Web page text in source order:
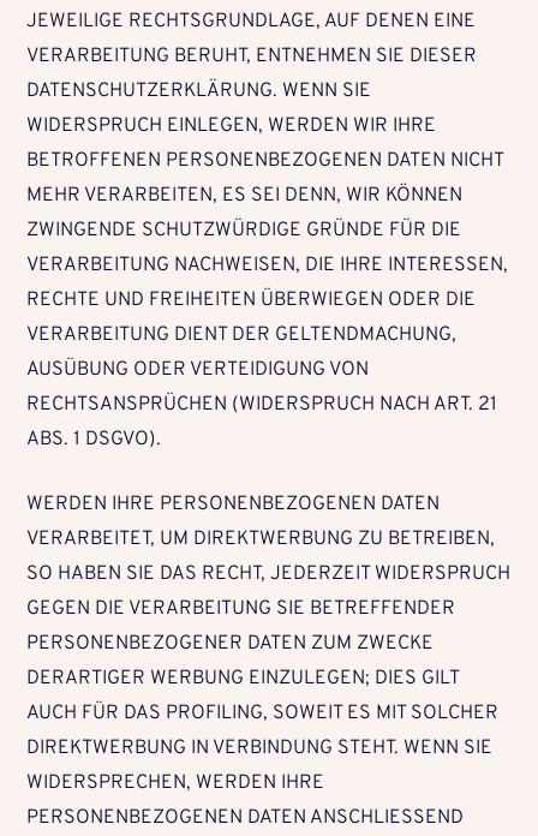
JEWEILIGE RECHTSGRUNDLAGE, AUF DENEN EINE
VERARBEITUNG BERUHT, ENTNEHMEN SIE DIESER
DATENSCHUTZERKLÄRUNG. WENN SIE
WIDERSPRUCH EINLEGEN, WERDEN WIR IHRE
BETROFFENEN PERSONENBEZOGENEN DATEN NICHT
MEHR VERARBEITEN, ES SEI DENN, WIR KÖNNEN
ZWINGENDE SCHUTZWÜRDIGE GRÜNDE FÜR DIE
VERARBEITUNG NACHWEISEN, DIE IHRE INTERESSEN,
RECHTE UND FREIHEITEN ÜBERWIEGEN ODER DIE
VERARBEITUNG DIENT DER GELTENDMACHUNG,
AUSÜBUNG ODER VERTEIDIGUNG VON
RECHTSANSPRÜCHEN (WIDERSPRUCH NACH ART. 21
ABS. 1 DSGVO).
WERDEN IHRE PERSONENBEZOGENEN DATEN
VERARBEITET, UM DIREKTWERBUNG ZU BETREIBEN,
SO HABEN SIE DAS RECHT, JEDERZEIT WIDERSPRUCH
GEGEN DIE VERARBEITUNG SIE BETREFFENDER
PERSONENBEZOGENER DATEN ZUM ZWECKE
DERARTIGER WERBUNG EINZULEGEN; DIES GILT
AUCH FÜR DAS PROFILING, SOWEIT ES MIT SOLCHER
DIREKTWERBUNG IN VERBINDUNG STEHT. WENN SIE
WIDERSPRECHEN, WERDEN IHRE
PERSONENBEZOGENEN DATEN ANSCHLIESSEND